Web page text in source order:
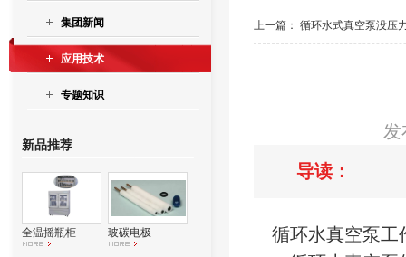
上一篇： 循环水式真空泵没压
导读：
循环水真空泵工
集团新闻
应用技术
专题知识
新品推荐
全温摇瓶柜 玻碳电极